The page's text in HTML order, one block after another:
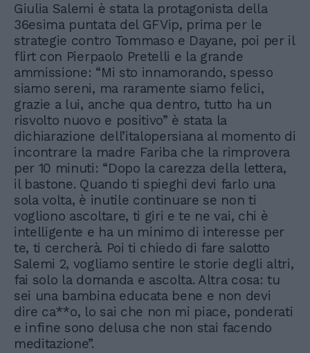
Giulia Salemi è stata la protagonista della
36esima puntata del GFVip, prima per le
strategie contro Tommaso e Dayane, poi per il
flirt con Pierpaolo Pretelli e la grande
ammissione: “Mi sto innamorando, spesso
siamo sereni, ma raramente siamo felici,
grazie a lui, anche qua dentro, tutto ha un
risvolto nuovo e positivo” è stata la
dichiarazione dell’italopersiana al momento di
incontrare la madre Fariba che la rimprovera
per 10 minuti: “Dopo la carezza della lettera,
il bastone. Quando ti spieghi devi farlo una
sola volta, è inutile continuare se non ti
vogliono ascoltare, ti giri e te ne vai, chi è
intelligente e ha un minimo di interesse per
te, ti cercherà. Poi ti chiedo di fare salotto
Salemi 2, vogliamo sentire le storie degli altri,
fai solo la domanda e ascolta. Altra cosa: tu
sei una bambina educata bene e non devi
dire ca**o, lo sai che non mi piace, ponderati
e infine sono delusa che non stai facendo
meditazione”.